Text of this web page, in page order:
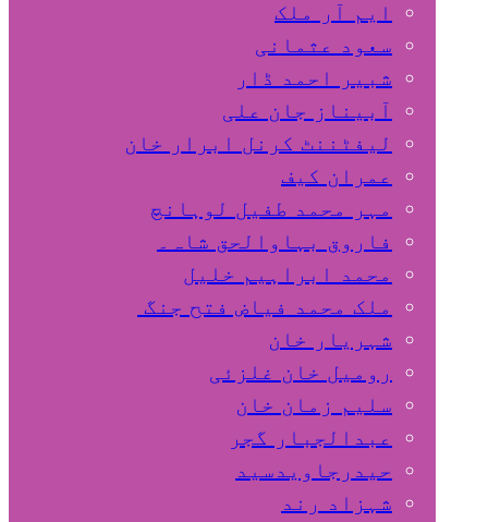
ایم آر ملک
سعود عثمانی
شبیر احمد ڈار
آبیناز جان علی
لیفٹننٹ کرنل ابرار خان
عمران کیف
مہر محمد طفیل لوہانچ
فاروق بہاوالحق شاہ۔
محمد ابراہیم خلیل
ملک محمد فیاض فتح جنگ
شہریار خان
رومیل خان غلزئی
سلیم زمان خان
عبدالجبار گجر
حیدرجاویدسید
شہزاد رند